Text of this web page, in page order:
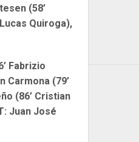
(58’
Quiroga),
Fabrizio
Carmona (79’
(86’ Cristian
Juan José